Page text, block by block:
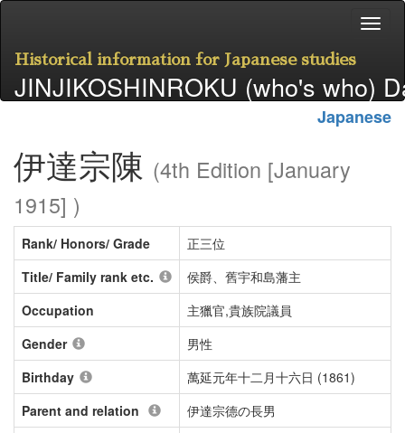
Historical information for Japanese studies
JINJIKOSHINROKU (who's who)
Japanese
伊達宗陳 (4th Edition [January
1915] )
Rank/ Honors/ Grade
正三位
Title/ Family rank etc.
侯爵、舊宇和島藩主
Occupation
主獵官,貴族院議員
Gender
男性
Birthday
萬延元年十二月十六日 (1861)
Parent and relation
伊達宗德の長男